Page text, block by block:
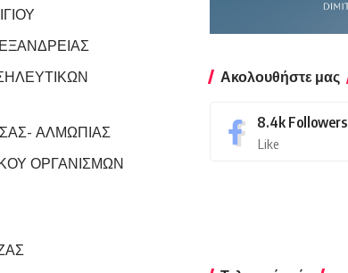
ΑΛΜΩΠΙΑΣ
ΟΡΓΑΝΙΣΜΩΝ
Ακολουθήστε μας
8.4k Followers
Like